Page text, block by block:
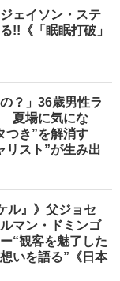
ェイソン・ステ
!!《「眠眠打破」
？」36歳男性ラ
夏場に気にな
つき”を解消す
リスト”が生み出
ル』》父ジョセ
マン・ドミンゴ
“観客を魅了した
いを語る”《日本